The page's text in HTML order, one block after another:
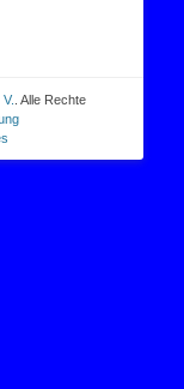
. Alle Rechte